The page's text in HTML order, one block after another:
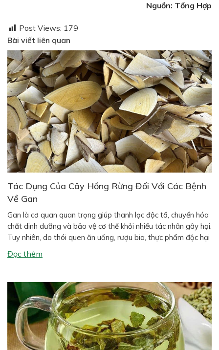
Nguồn: Tổng Hợp
Post Views: 179
Bài viết liên quan
Tác Dụng Của Cây Hồng Rừng Đối Với Các Bệnh
Về Gan
Gan là cơ quan quan trọng giúp thanh lọc độc tố, chuyển hóa
chất dinh dưỡng và bảo vệ cơ thể khỏi nhiều tác nhân gây hại.
Tuy nhiên, do thói quen ăn uống, rượu bia, thực phẩm độc hại
và môi trường ô nhiễm, các bệnh về gan ngày càng phổ biến
như gan […]
Đọc thêm